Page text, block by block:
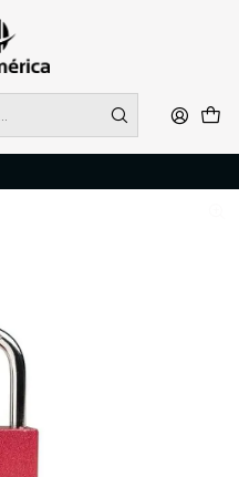
EN TIENDA, DESDE
INDUSTRIAL
X05 ROJO